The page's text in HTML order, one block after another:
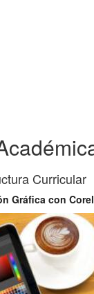
Curricular
Gráfica con